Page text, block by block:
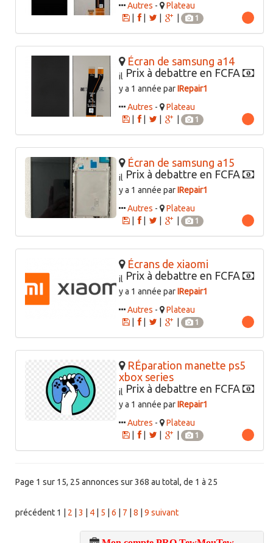
Autres -
Plateau
|
1
Écran de samsung a14
Prix à debattre en FCFA
il
y a 1 année parIRepair1
Autres -
Plateau
|
1
Écran de samsung a15
Prix à debattre en FCFA
il
y a 1 année parIRepair1
Autres -
Plateau
|
1
Écrans de xiaomi
Prix à debattre en FCFA
il
y a 1 année parIRepair1
Autres -
Plateau
|
1
RÉparation manette ps5
xbox series
Prix à debattre en FCFA
il
y a 1 année parIRepair1
Autres -
Plateau
|
1
Page 1 sur 15, 25 annonces sur 368 au total, de 1 à 25
précédent 1 2 3 4 5 6 7 8 9 suivant